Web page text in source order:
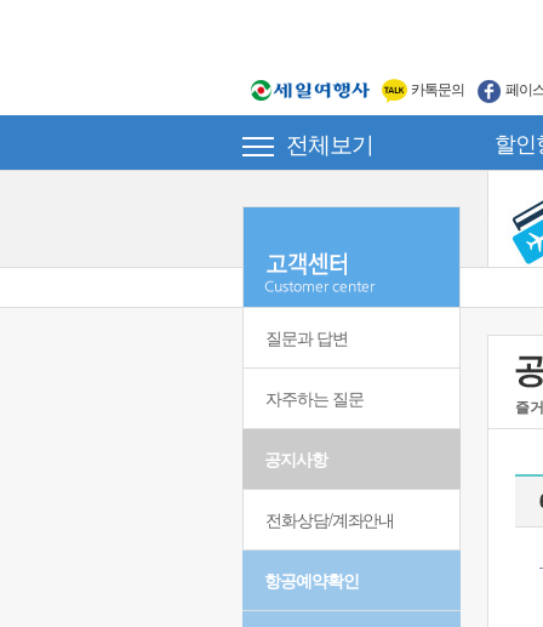
카톡문의 페이
전체보기 할인
질문과 답변
자주하는 질문
공지사항
전화상담/계좌안내
항공예약확인
즐